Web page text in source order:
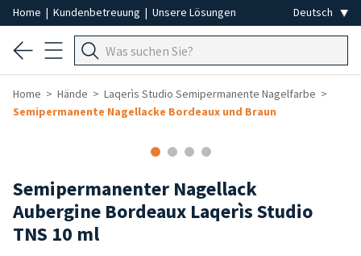
Home | Kundenbetreuung | Unsere Lösungen
Home Hände
Laqerìs Studio Semipermanente Nagelfarbe
Semipermanente Nagellacke Bordeaux und Braun
Semipermanenter Nagellack
Aubergine Bordeaux Laqerìs Studio
TNS 10 ml